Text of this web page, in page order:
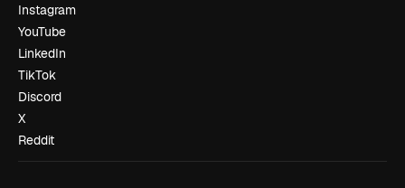
Instagram
YouTube
LinkedIn
TikTok
Discord
X
Reddit